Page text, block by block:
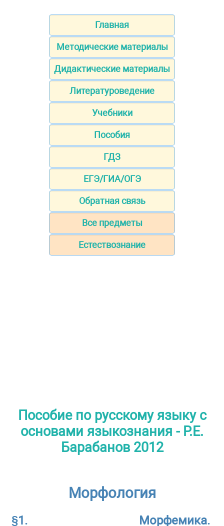
Главная
Методические материалы
Дидактические материалы
Литературоведение
Учебники
Пособия
ГДЗ
ЕГЭ/ГИА/ОГЭ
Обратная связь
Все предметы
Естествознание
Пособие по русскому языку с
основами языкознания - Р.Е.
Барабанов 2012
Морфология
§1. Морфемика.